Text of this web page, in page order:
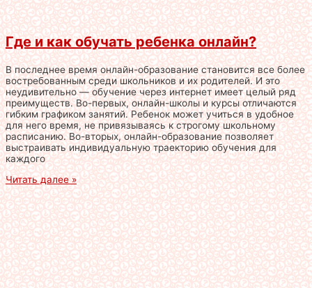
Где и как обучать ребенка онлайн?
В последнее время онлайн-образование становится все более
востребованным среди школьников и их родителей. И это
неудивительно — обучение через интернет имеет целый ряд
преимуществ. Во-первых, онлайн-школы и курсы отличаются
гибким графиком занятий. Ребенок может учиться в удобное
для него время, не привязываясь к строгому школьному
расписанию. Во-вторых, онлайн-образование позволяет
выстраивать индивидуальную траекторию обучения для
каждого
Читать далее »